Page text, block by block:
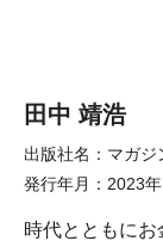
田中 靖浩
出版社名
マガジ
発行年月
2023年
時代とともに